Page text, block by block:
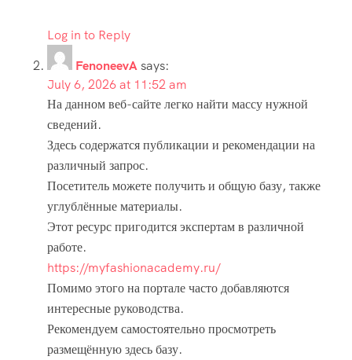
Log in to Reply
FenoneevAsays:
July 6, 2026 at 11:52 am
На данном веб-сайте легко найти массу нужной
сведений.
Здесь содержатся публикации и рекомендации на
различный запрос.
Посетитель можете получить и общую базу, также
углублённые материалы.
Этот ресурс пригодится экспертам в различной
работе.
https://myfashionacademy.ru/
Помимо этого на портале часто добавляются
интересные руководства.
Рекомендуем самостоятельно просмотреть
размещённую здесь базу.